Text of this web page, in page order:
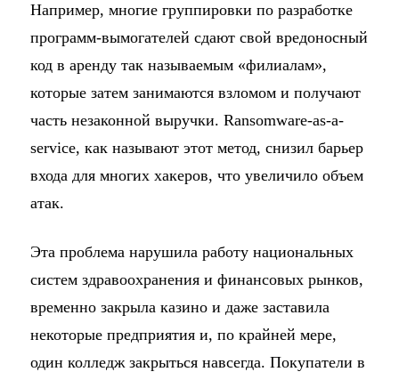
Например, многие группировки по разработке
программ-вымогателей сдают свой вредоносный
код в аренду так называемым «филиалам»,
которые затем занимаются взломом и получают
часть незаконной выручки. Ransomware-as-a-
service, как называют этот метод, снизил барьер
входа для многих хакеров, что увеличило объем
атак.
Эта проблема нарушила работу национальных
систем здравоохранения и финансовых рынков,
временно закрыла казино и даже заставила
некоторые предприятия и, по крайней мере,
один колледж закрыться навсегда. Покупатели в